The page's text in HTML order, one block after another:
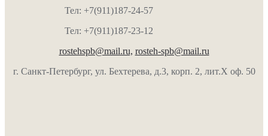
Тел: +7(911)187-24-57
Тел: +7(911)187-23-12
rostehspb@mail.ru, rosteh-spb@mail.ru
г. Санкт-Петербург, ул. Бехтерева, д.3, корп. 2, лит.Х оф. 50